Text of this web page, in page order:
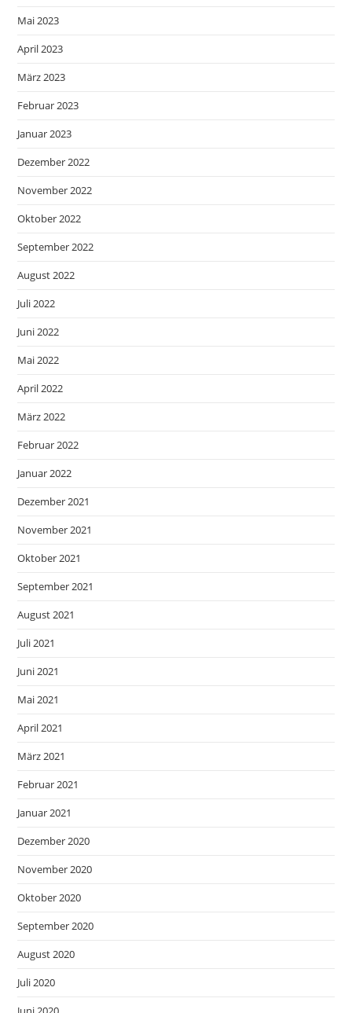
Mai 2023
April 2023
März 2023
Februar 2023
Januar 2023
Dezember 2022
November 2022
Oktober 2022
September 2022
August 2022
Juli 2022
Juni 2022
Mai 2022
April 2022
März 2022
Februar 2022
Januar 2022
Dezember 2021
November 2021
Oktober 2021
September 2021
August 2021
Juli 2021
Juni 2021
Mai 2021
April 2021
März 2021
Februar 2021
Januar 2021
Dezember 2020
November 2020
Oktober 2020
September 2020
August 2020
Juli 2020